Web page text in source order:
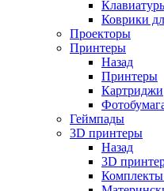
Коврики
Проекторы
Принтеры
Назад
Принтеры
Картриджи
Геймпады
3D принтеры
Назад
3D
Комплекты